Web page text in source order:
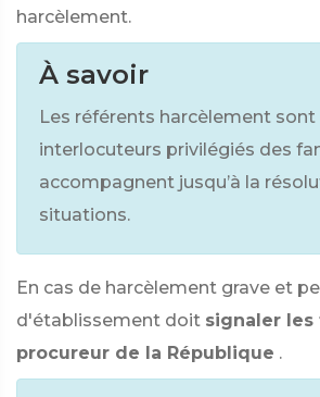
harcèlement.
À savoir
Les référents harcèlement sont
interlocuteurs privilégiés des
accompagnent jusqu’à la
situations.
En cas de harcèlement grave et
d'établissement doit signaler les
procureur de la République .